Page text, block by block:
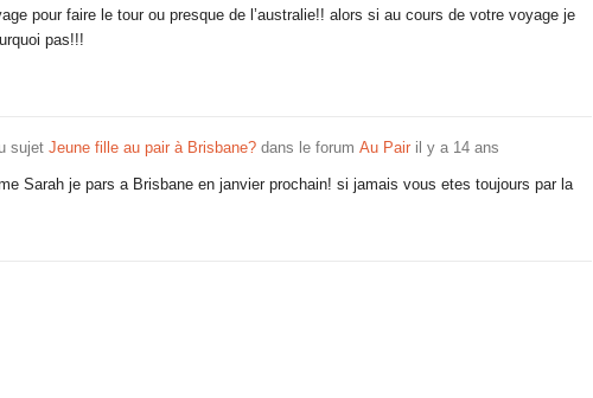
pour faire le tour ou presque de l’australie!! alors si au cours de votre voyage je
pas!!!
sujet Jeune fille au pair à Brisbane? dans le forum Au Pair il y a 14 ans
Sarah je pars a Brisbane en janvier prochain! si jamais vous etes toujours par la